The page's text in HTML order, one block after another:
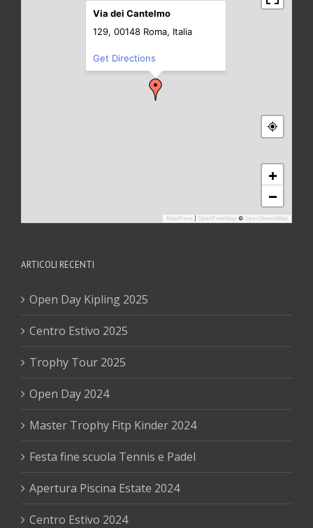
+
−
MapPress OpenFreeMap © OpenStreetMap
Via dei Cantelmo
129, 00148 Roma, Italia
Get Directions
ARTICOLI RECENTI
Open Day Kipling 2025
Centro Estivo 2025
Trophy Tour 2025
Open Day 2024
Master Trophy Fitp Kinder 2024
Festa fine scuola Tennis e Padel
Apertura Piscina Estate 2024
Centro Estivo 2024